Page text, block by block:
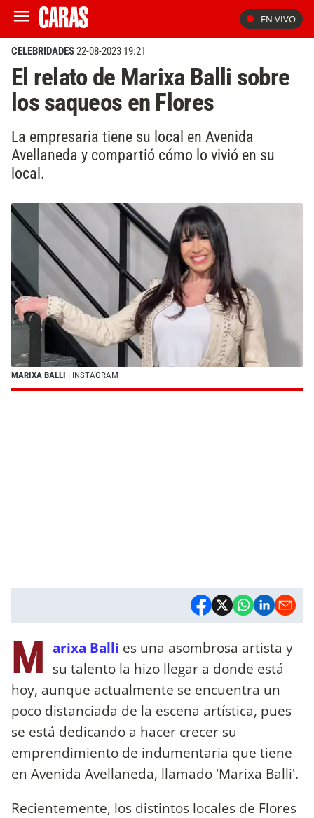
EN VIVO
CELEBRIDADES22-08-2023 19:21
El relato de Marixa Balli sobre
los saqueos en Flores
La empresaria tiene su local en Avenida
Avellaneda y compartió cómo lo vivió en su
local.
MARIXA BALLI | INSTAGRAM
M arixa Balli es una asombrosa artista y
su talento la hizo llegar a donde está
hoy, aunque actualmente se encuentra un
poco distanciada de la escena artística, pues
se está dedicando a hacer crecer su
emprendimiento de indumentaria que tiene
en Avenida Avellaneda, llamado 'Marixa Balli'.
Recientemente, los distintos locales de Flores